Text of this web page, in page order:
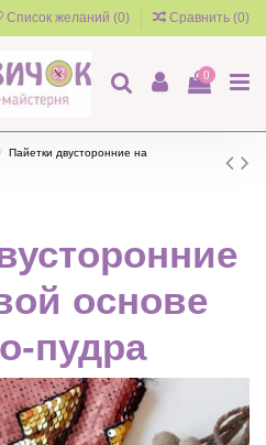
Список желаний (0) Сравнить (0)
0
Пайетки двусторонние на
основе
пудра